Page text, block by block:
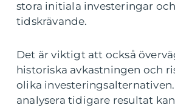
stora initiala investeringar
tidskrävande.
Det är viktigt att också
historiska avkastningen och
olika
analysera tidigare resultat